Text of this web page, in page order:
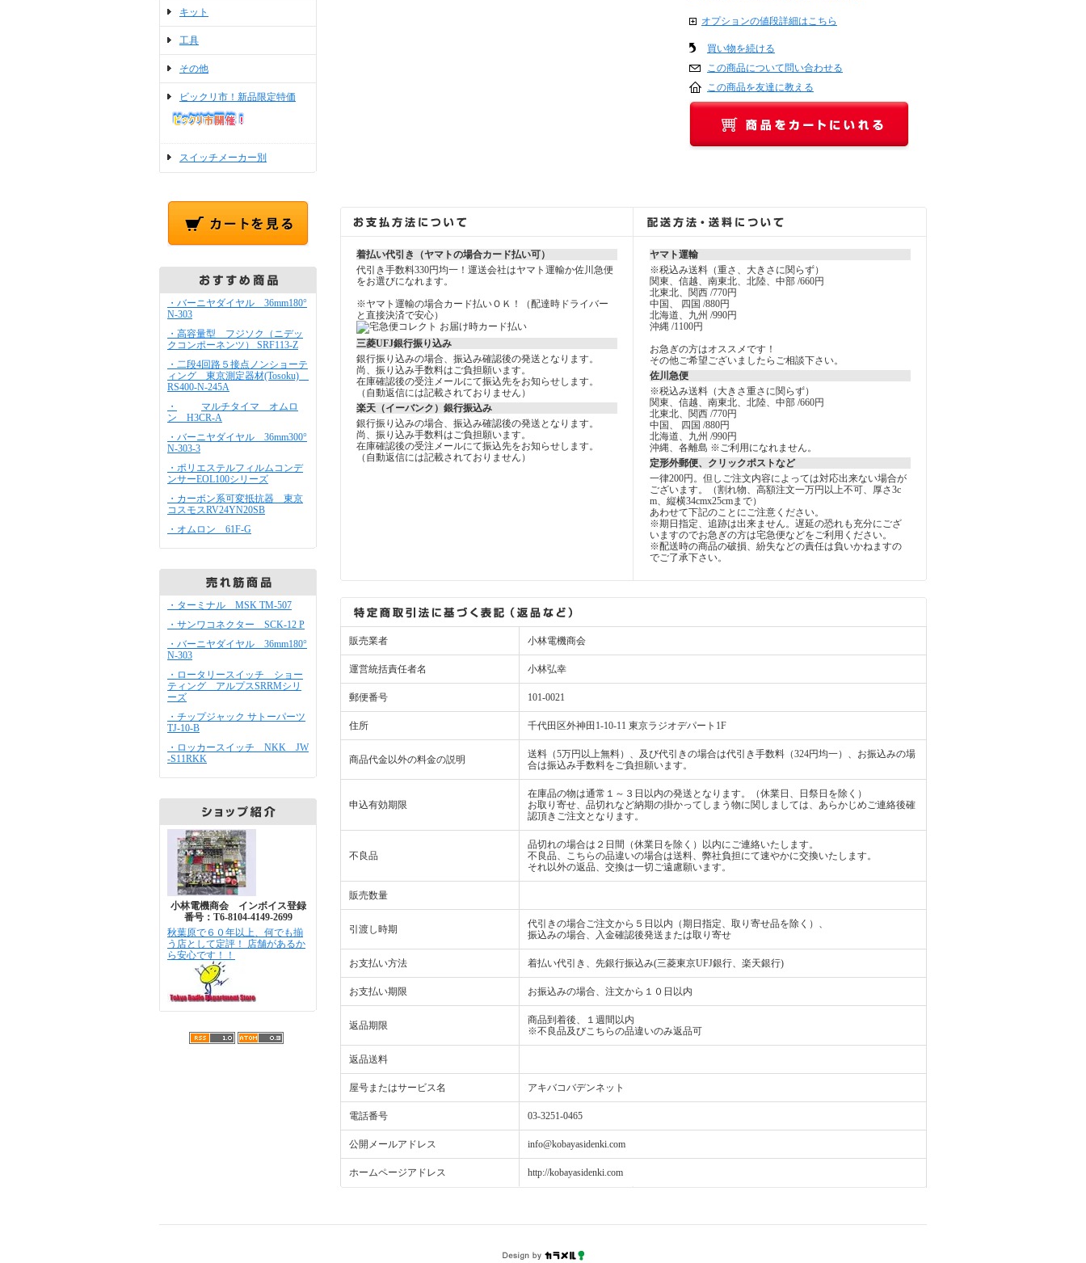
キット
工具
その他
ビックリ市！新品限定特価
スイッチメーカー別
・バーニヤダイヤル 36mm180°
N-303
・高容量型 フジソク（ニデッ
クコンポーネンツ） SRF113-Z
・二段4回路５接点ノンショーテ
ィング 東京測定器材(Tosoku)
RS400-N-245A
・
マルチタイマ オムロ
ン H3CR-A
・バーニヤダイヤル 36mm300°
N-303-3
・ポリエステルフィルムコンデ
ンサーEOL100シリーズ
・カーボン系可変抵抗器 東京
コスモスRV24YN20SB
・オムロン 61F-G
・ターミナル MSK TM-507
・サンワコネクター SCK-12 P
・バーニヤダイヤル 36mm180°
N-303
・ロータリースイッチ ショー
ティング アルプスSRRMシリ
ーズ
・チップジャック サトーパーツ
TJ-10-B
・ロッカースイッチ NKK JW
-S11RKK
小林電機商会 インボイス登録
番号：T6-8104-4149-2699
秋葉原で６０年以上、何でも揃
う店として定評！ 店舗があるか
ら安心です！！
オプションの値段詳細はこちら
買い物を続ける
この商品について問い合わせる
この商品を友達に教える
着払い代引き（ヤマトの場合カード払い可）
代引き手数料330円均一！運送会社はヤマト運輸か佐川急便
をお選びになれます。
※ヤマト運輸の場合カード払いＯＫ！（配達時ドライバー
と直接決済で安心）
三菱UFJ銀行振り込み
銀行振り込みの場合、振込み確認後の発送となります。
尚、振り込み手数料はご負担願います。
在庫確認後の受注メールにて振込先をお知らせします。
（自動返信には記載されておりません）
楽天（イーバンク）銀行振込み
銀行振り込みの場合、振込み確認後の発送となります。
尚、振り込み手数料はご負担願います。
在庫確認後の受注メールにて振込先をお知らせします。
（自動返信には記載されておりません）
ヤマト運輸
※税込み送料（重さ、大きさに関らず）
関東、信越、南東北、北陸、中部 /660円
北東北、関西 /770円
中国、 四国 /880円
北海道、九州 /990円
沖縄 /1100円
お急ぎの方はオススメです！
その他ご希望ございましたらご相談下さい。
佐川急便
※税込み送料（大きさ重さに関らず）
関東、信越、南東北、北陸、中部 /660円
北東北、関西 /770円
中国、 四国 /880円
北海道、九州 /990円
沖縄、各離島 ※ご利用になれません。
定形外郵便、クリックポストなど
一律200円。但しご注文内容によっては対応出来ない場合が
ございます。（割れ物、高額注文一万円以上不可、厚さ3c
m、縦横34cmx25cmまで）
あわせて下記のことにご注意ください。
※期日指定、追跡は出来ません。遅延の恐れも充分にござ
いますのでお急ぎの方は宅急便などをご利用ください。
※配送時の商品の破損、紛失などの責任は負いかねますの
でご了承下さい。
販売業者 小林電機商会
運営統括責任者名 小林弘幸
郵便番号 101-0021
住所 千代田区外神田1-10-11 東京ラジオデパート1F
商品代金以外の料金の説明
送料（5万円以上無料）、及び代引きの場合は代引き手数料（324円均一）、お振込みの場
合は振込み手数料をご負担願います。
申込有効期限
在庫品の物は通常１～３日以内の発送となります。（休業日、日祭日を除く）
お取り寄せ、品切れなど納期の掛かってしまう物に関しましては、あらかじめご連絡後確
認頂きご注文となります。
不良品
品切れの場合は２日間（休業日を除く）以内にご連絡いたします。
不良品、こちらの品違いの場合は送料、弊社負担にて速やかに交換いたします。
それ以外の返品、交換は一切ご遠慮願います。
販売数量
引渡し時期
代引きの場合ご注文から５日以内（期日指定、取り寄せ品を除く）、
振込みの場合、入金確認後発送または取り寄せ
お支払い方法 着払い代引き、先銀行振込み(三菱東京UFJ銀行、楽天銀行)
お支払い期限 お振込みの場合、注文から１０日以内
返品期限
商品到着後、１週間以内
※不良品及びこちらの品違いのみ返品可
返品送料
屋号またはサービス名 アキバコバデンネット
電話番号 03-3251-0465
公開メールアドレス info@kobayasidenki.com
ホームページアドレス http://kobayasidenki.com